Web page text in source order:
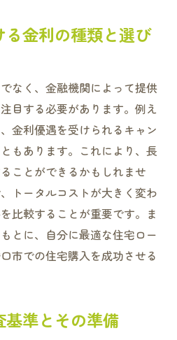
た理想の住宅ローンプラン
済計画の立て方
活を考慮したプラン
宅を購入するためのローン
機関の選び方
ローン商品の特徴
産購入時の注意点
る返済計画の作り方
しないためのポイント
住宅ローン利用者の声と
金利の種類と選び
なく、金融機関によって提供
目する必要があります。例え
金利優遇を受けられるキャン
もあります。これにより、長
ことができるかもしれませ
トータルコストが大きく変わ
比較することが重要です。ま
とに、自分に最適な住宅ロー
市での住宅購入を成功させる
準とその準備